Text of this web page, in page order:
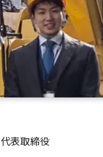
代表取締役